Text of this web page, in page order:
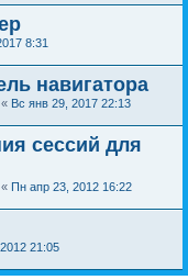
8:31
навигатора
« Вс янв 29, 2017 22:13
сессий для
« Пн апр 23, 2012 16:22
21:05